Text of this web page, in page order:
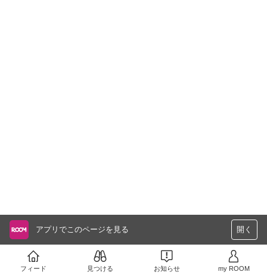
アプリでこのページを見る 開く
フィード 見つける お知らせ my ROOM